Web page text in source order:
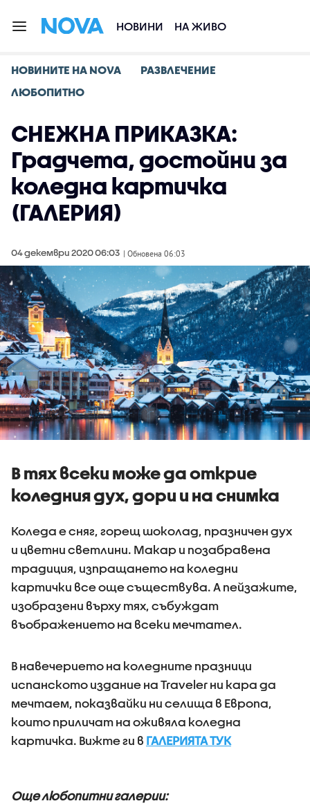
НОВИНИ НА ЖИВО
НОВИНИТЕ НА NOVA
РАЗВЛЕЧЕНИЕ
ЛЮБОПИТНО
СНЕЖНА ПРИКАЗКА:
Градчета, достойни за
коледна картичка
(ГАЛЕРИЯ)
04 декември 2020 06:03 | Обновена 06:03
В тях всеки може да открие
коледния дух, дори и на снимка
Коледа е сняг, горещ шоколад, празничен дух
и цветни светлини. Макар и позабравена
традиция, изпращането на коледни
картички все още съществува. А пейзажите,
изобразени върху тях, събуждат
въображението на всеки мечтател.
В навечерието на коледните празници
испанското издание на Traveler ни кара да
мечтаем, показвайки ни селища в Европа,
които приличат на оживяла коледна
картичка. Вижте ги в ГАЛЕРИЯТА ТУК
Още любопитни галерии: